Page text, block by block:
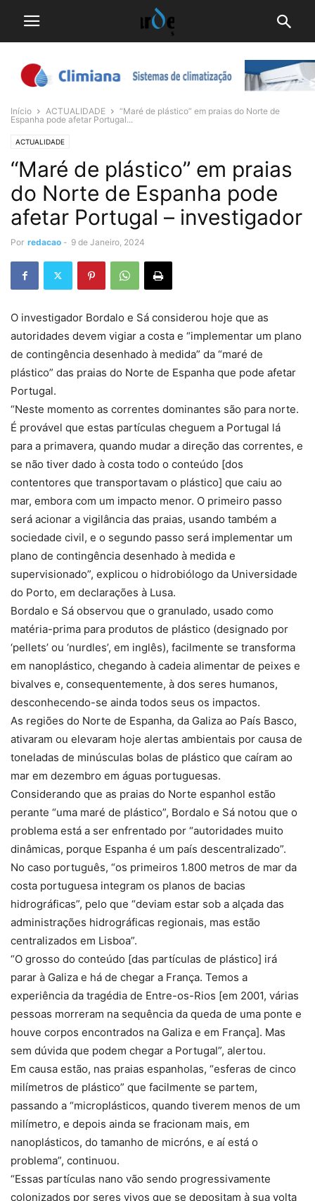
Início ACTUALIDADE
“Maré de plástico” em praias do Norte de
Espanha pode afetar Portugal...
ACTUALIDADE
“Maré de plástico” em praias
do Norte de Espanha pode
afetar Portugal – investigador
Por redacao - 9 de Janeiro, 2024
O investigador Bordalo e Sá considerou hoje que as
autoridades devem vigiar a costa e “implementar um plano
de contingência desenhado à medida” da “maré de
plástico” das praias do Norte de Espanha que pode afetar
Portugal.
“Neste momento as correntes dominantes são para norte.
É provável que estas partículas cheguem a Portugal lá
para a primavera, quando mudar a direção das correntes, e
se não tiver dado à costa todo o conteúdo [dos
contentores que transportavam o plástico] que caiu ao
mar, embora com um impacto menor. O primeiro passo
será acionar a vigilância das praias, usando também a
sociedade civil, e o segundo passo será implementar um
plano de contingência desenhado à medida e
supervisionado”, explicou o hidrobiólogo da Universidade
do Porto, em declarações à Lusa.
Bordalo e Sá observou que o granulado, usado como
matéria-prima para produtos de plástico (designado por
‘pellets’ ou ‘nurdles’, em inglês), facilmente se transforma
em nanoplástico, chegando à cadeia alimentar de peixes e
bivalves e, consequentemente, à dos seres humanos,
desconhecendo-se ainda todos seus os impactos.
As regiões do Norte de Espanha, da Galiza ao País Basco,
ativaram ou elevaram hoje alertas ambientais por causa de
toneladas de minúsculas bolas de plástico que caíram ao
mar em dezembro em águas portuguesas.
Considerando que as praias do Norte espanhol estão
perante “uma maré de plástico”, Bordalo e Sá notou que o
problema está a ser enfrentado por “autoridades muito
dinâmicas, porque Espanha é um país descentralizado”.
No caso português, “os primeiros 1.800 metros de mar da
costa portuguesa integram os planos de bacias
hidrográficas”, pelo que “deviam estar sob a alçada das
administrações hidrográficas regionais, mas estão
centralizados em Lisboa”.
“O grosso do conteúdo [das partículas de plástico] irá
parar à Galiza e há de chegar a França. Temos a
experiência da tragédia de Entre-os-Rios [em 2001, várias
pessoas morreram na sequência da queda de uma ponte e
houve corpos encontrados na Galiza e em França]. Mas
sem dúvida que podem chegar a Portugal”, alertou.
Em causa estão, nas praias espanholas, “esferas de cinco
milímetros de plástico” que facilmente se partem,
passando a “microplásticos, quando tiverem menos de um
milímetro, e depois ainda se fracionam mais, em
nanoplásticos, do tamanho de micróns, e aí está o
problema”, continuou.
“Essas partículas nano vão sendo progressivamente
colonizados por seres vivos que se depositam à sua volta